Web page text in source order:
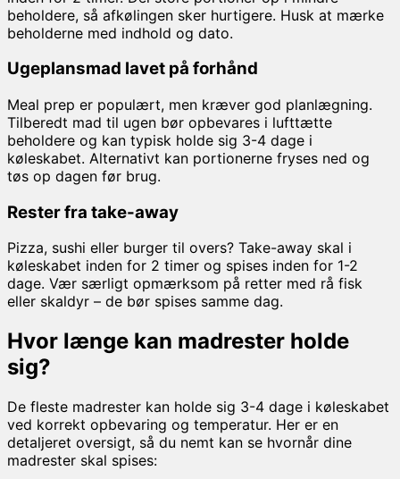
beholdere, så afkølingen sker hurtigere. Husk at mærke
beholderne med indhold og dato.
Ugeplansmad lavet på forhånd
Meal prep er populært, men kræver god planlægning.
Tilberedt mad til ugen bør opbevares i lufttætte
beholdere og kan typisk holde sig 3-4 dage i
køleskabet. Alternativt kan portionerne fryses ned og
tøs op dagen før brug.
Rester fra take-away
Pizza, sushi eller burger til overs? Take-away skal i
køleskabet inden for 2 timer og spises inden for 1-2
dage. Vær særligt opmærksom på retter med rå fisk
eller skaldyr – de bør spises samme dag.
Hvor længe kan madrester holde
sig?
De fleste madrester kan holde sig 3-4 dage i køleskabet
ved korrekt opbevaring og temperatur. Her er en
detaljeret oversigt, så du nemt kan se hvornår dine
madrester skal spises: